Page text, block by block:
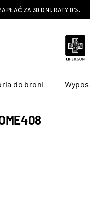
ZA 30 DNI. RATY 0%.
do broni